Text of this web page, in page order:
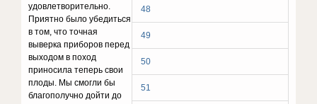
48
49
50
51
удовлетворительно.
Приятно было убедиться
в том, что точная
выверка приборов перед
выходом в поход
приносила теперь свои
плоды. Мы смогли бы
благополучно дойти до